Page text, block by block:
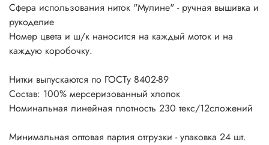
Сфера использования ниток "Мулине" - ручная вышивка и
рукоделие
Номер цвета и ш/к наносится на каждый моток и на
каждую коробочку.
Нитки выпускаются по ГОСТу 8402-89
Состав: 100% мерсеризованный хлопок
Номинальная линейная плотность 230 текс/12сложений
Минимальная оптовая партия отгрузки - упаковка 24 шт.